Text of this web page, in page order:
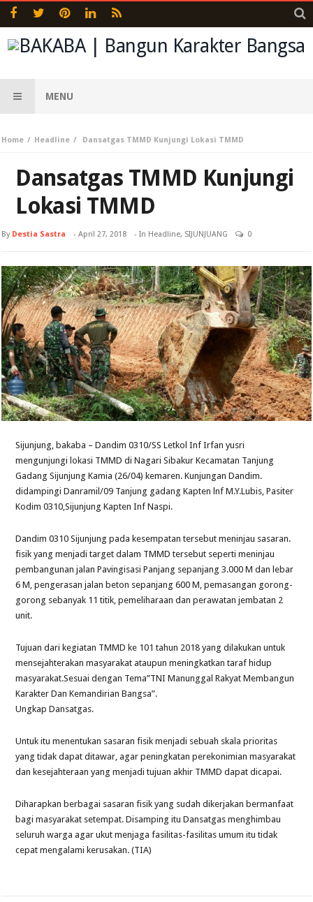
MENU
Home Headline Dansatgas TMMD Kunjungi Lokasi TMMD
Dansatgas TMMD Kunjungi
Lokasi TMMD
By Destia Sastra -April 27, 2018 - In Headline, SIJUNJUANG 0
Sijunjung, bakaba – Dandim 0310/SS Letkol Inf Irfan yusri
mengunjungi lokasi TMMD di Nagari Sibakur Kecamatan Tanjung
Gadang Sijunjung Kamia (26/04) kemaren. Kunjungan Dandim.
didampingi Danramil/09 Tanjung gadang Kapten lnf M.Y.Lubis, Pasiter
Kodim 0310,Sijunjung Kapten Inf Naspi.
Dandim 0310 Sijunjung pada kesempatan tersebut meninjau sasaran.
fisik yang menjadi target dalam TMMD tersebut seperti meninjau
pembangunan jalan Pavingisasi Panjang sepanjang 3.000 M dan lebar
6 M, pengerasan jalan beton sepanjang 600 M, pemasangan gorong-
gorong sebanyak 11 titik, pemeliharaan dan perawatan jembatan 2
unit.
Tujuan dari kegiatan TMMD ke 101 tahun 2018 yang dilakukan untuk
mensejahterakan masyarakat ataupun meningkatkan taraf hidup
masyarakat.Sesuai dengan Tema”TNI Manunggal Rakyat Membangun
Karakter Dan Kemandirian Bangsa”.
Ungkap Dansatgas.
Untuk itu menentukan sasaran fisik menjadi sebuah skala prioritas
yang tidak dapat ditawar, agar peningkatan perekonimian masyarakat
dan kesejahteraan yang menjadi tujuan akhir TMMD dapat dicapai.
Diharapkan berbagai sasaran fisik yang sudah dikerjakan bermanfaat
bagi masyarakat setempat. Disamping itu Dansatgas menghimbau
seluruh warga agar ukut menjaga fasilitas-fasilitas umum itu tidak
cepat mengalami kerusakan. (TIA)